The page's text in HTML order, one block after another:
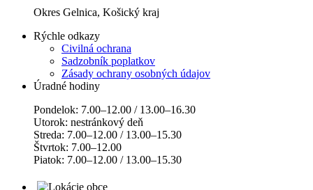
Okres Gelnica, Košický kraj
Rýchle odkazy
Civilná ochrana
Sadzobník poplatkov
Zásady ochrany osobných údajov
Úradné hodiny
Pondelok: 7.00–12.00 / 13.00–16.30
Utorok: nestránkový deň
Streda: 7.00–12.00 / 13.00–15.30
Štvrtok: 7.00–12.00
Piatok: 7.00–12.00 / 13.00–15.30